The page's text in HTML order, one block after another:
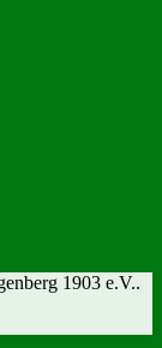
1903 e.V..